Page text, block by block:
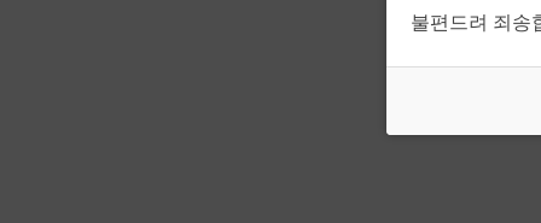
불편드려 죄송